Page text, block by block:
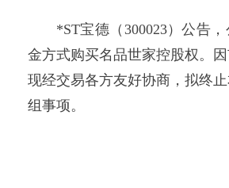
*ST宝德（300023）公告，
金方式购买名品世家控股权。因
现经交易各方友好协商，拟终
组事项。